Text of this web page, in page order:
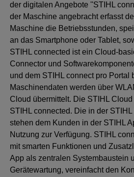
der digitalen Angebote ''STIHL
der Maschine angebracht erfasst
Maschine die Betriebsstunden,
an das Smartphone oder Tablet,
STIHL connected ist ein Cloud-
Connector und
und dem STIHL connect pro
Maschinendaten werden über
Cloud übermittelt. Die STIHL
STIHL connected. Die in der
stehen dem Kunden in der STIHL
Nutzung zur Verfügung. STIHL
mit smarten Funktionen und
App als zentralen Systembaustein
Gerätewartung, vereinfacht den